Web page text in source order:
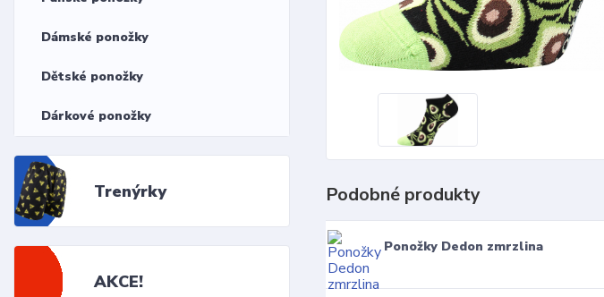
Dámské ponožky
Dětské ponožky
Dárkové ponožky
Trenýrky
AKCE!
Podobné produkty
Ponožky Dedon zmrzlina